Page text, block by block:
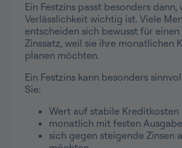
Ein Festzins passt besonders dann,
Verlässlichkeit wichtig ist. Viele
entscheiden sich bewusst für
Zinssatz, weil sie ihre monatlichen
planen möchten.
Ein Festzins kann besonders
Sie:
Wert auf stabile Kreditkosten
monatlich mit festen
sich gegen steigende Zinsen